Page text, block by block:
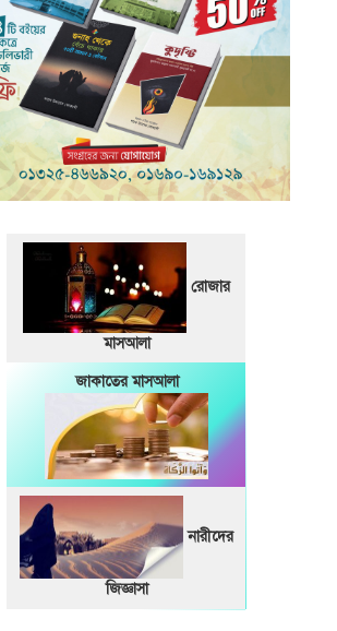
রোজার
মাসআলা
জাকাতের মাসআলা
নারীদের
জিজ্ঞাসা